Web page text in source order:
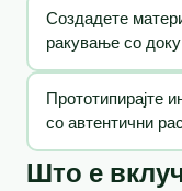
Создадете
ракување со
Прототипирајте
со автентични
Што е